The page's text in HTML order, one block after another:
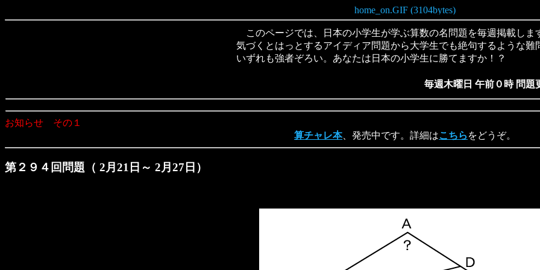
このページでは、日本の小学生が学ぶ算数の名問題を毎週掲載しま
気づくとはっとするアイディア問題から大学生でも絶句するような難
いずれも強者ぞろい。あなたは日本の小学生に勝てますか！？
毎週木曜日 午前０時 問題
お知らせ その１
算チャレ本、発売中です。詳細はこちら をどうぞ。
第２９４回問題（ 2月21日～ 2月27日）